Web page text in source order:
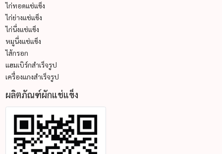
ไก่ทอดแช่แข็ง
ไก่ย่างแช่แข็ง
ไก่นึ่งแช่แข็ง
หมูนึ่งแช่แข็ง
ไส้กรอก
แฮมเบิร์กสำเร็จรูป
เครื่องแกงสำเร็จรูป
ผลิตภัณฑ์ผักแช่แข็ง